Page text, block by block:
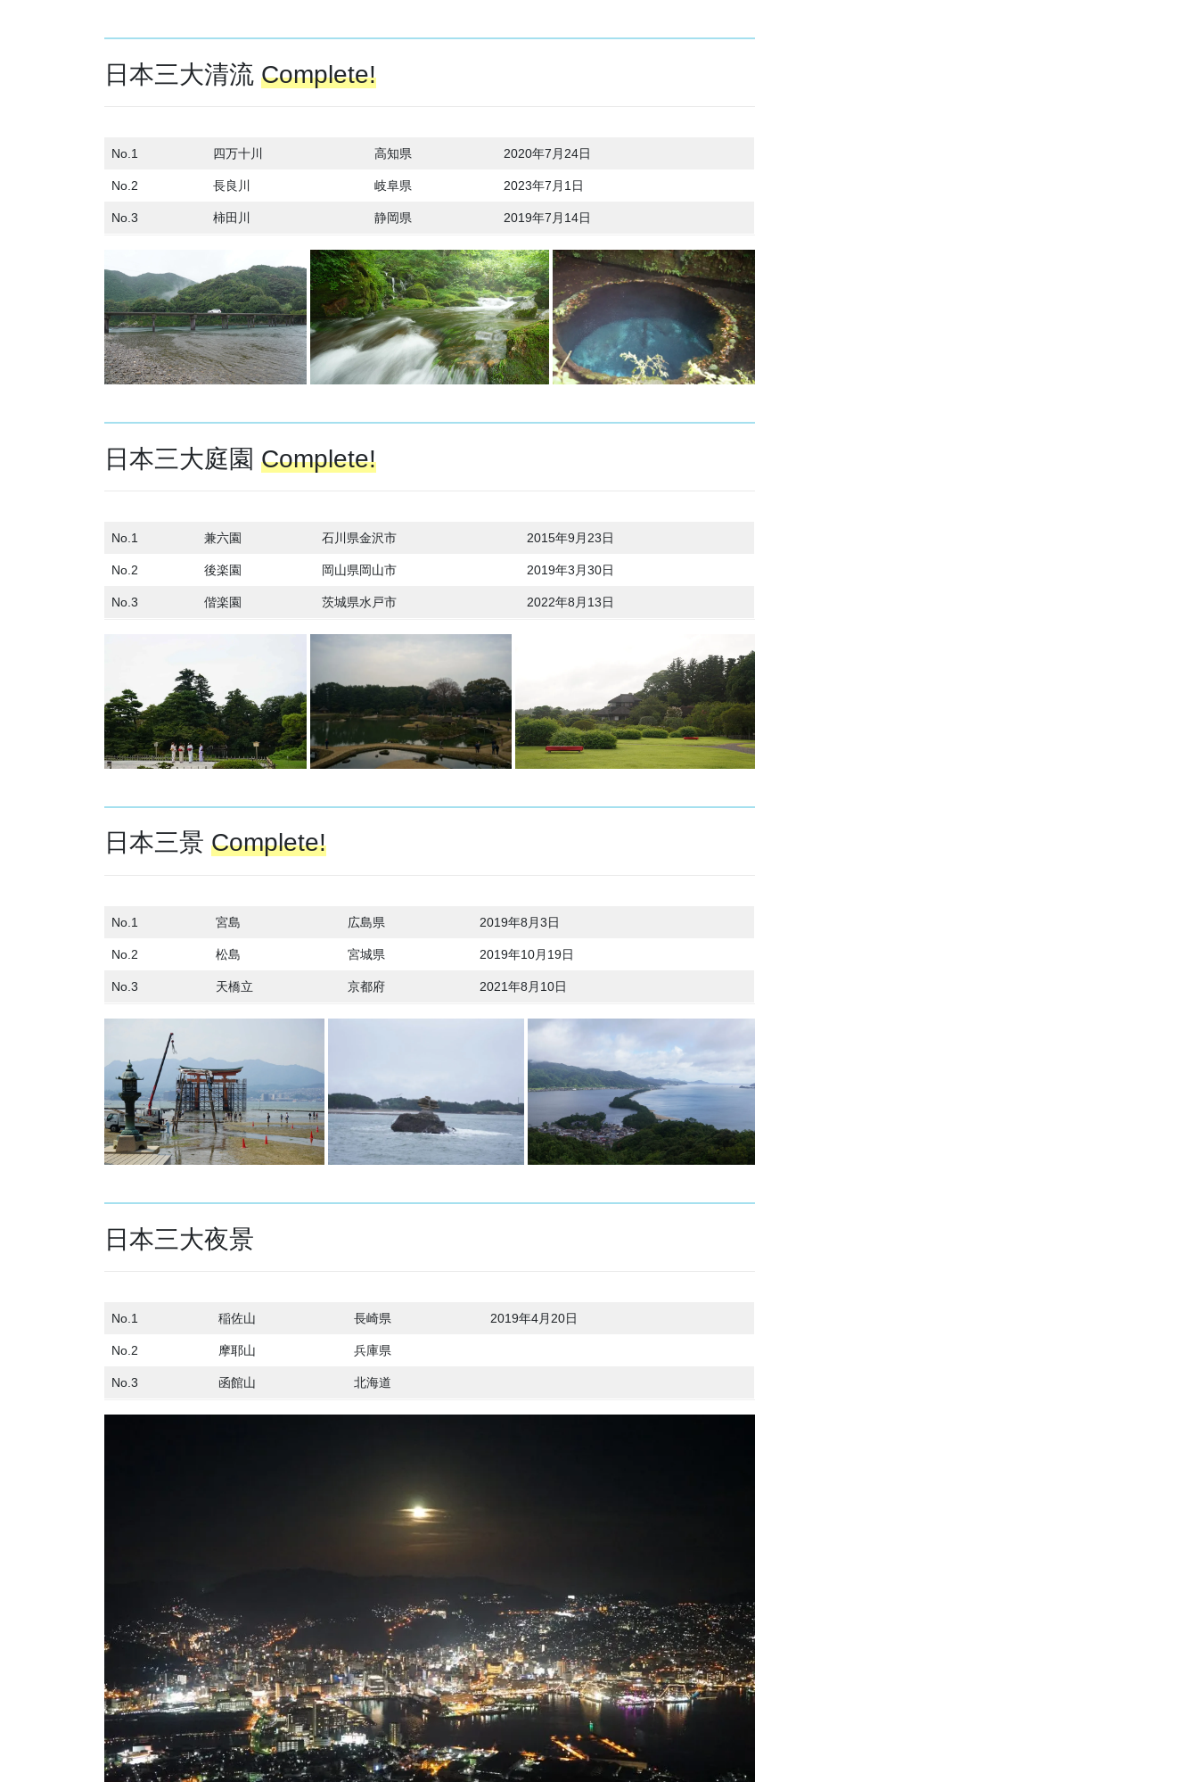
日本三大清流 Complete!
No.1 四万十川 高知県 2020年7月24日
No.2 長良川 岐阜県 2023年7月1日
No.3 柿田川 静岡県 2019年7月14日
日本三大庭園 Complete!
No.1 兼六園 石川県金沢市 2015年9月23日
No.2 後楽園 岡山県岡山市 2019年3月30日
No.3 偕楽園 茨城県水戸市 2022年8月13日
日本三景 Complete!
No.1 宮島 広島県 2019年8月3日
No.2 松島 宮城県 2019年10月19日
No.3 天橋立 京都府 2021年8月10日
日本三大夜景
No.1 稲佐山 長崎県 2019年4月20日
No.2 摩耶山 兵庫県
No.3 函館山 北海道